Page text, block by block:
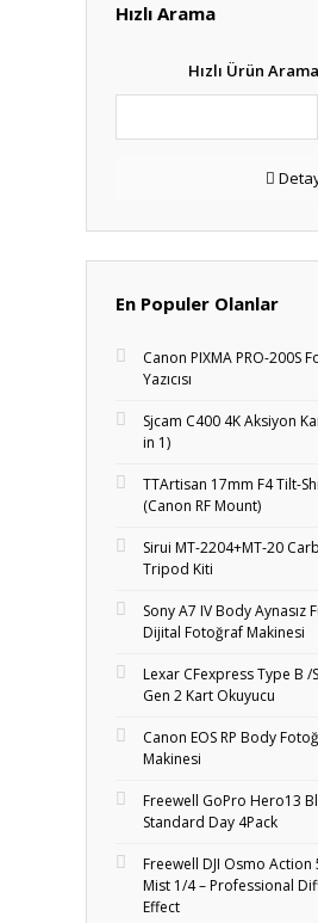
Hızlı Arama
Hızlı Ürün Arama
En Populer Olanlar
Canon PIXMA PRO-200S
Yazıcısı
Sjcam C400 4K Aksiyon
in 1)
TTArtisan 17mm F4 Tilt-
(Canon RF Mount)
Sirui MT-2204+MT‑20
Tripod Kiti
Sony A7 IV Body Aynasız
Dijital Fotoğraf Makinesi
Lexar CFexpress Type B /
Gen 2 Kart Okuyucu
Canon EOS RP Body
Makinesi
Freewell GoPro Hero13
Standard Day 4Pack
Freewell DJI Osmo Action
Mist 1/4 – Professional
Effect